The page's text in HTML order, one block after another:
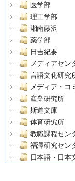
医学部
理工学部
湘南藤沢
薬学部
日吉紀要
メディアセン
言語文化研究
メディア・コ
産業研究所
斯道文庫
体育研究所
教職課程セン
福澤研究セン
日本語・日本